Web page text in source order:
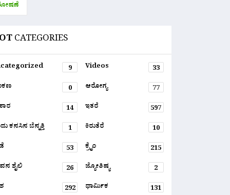
ಘೋಷಣೆ
CATEGORIES
9 Videos
33
0 ಆರೋಗ್ಯ
77
14 ಇತರೆ
597
ಕನಸಿನ ಬೆನ್ನತ್ತಿ
1 ಕಿರುತೆರೆ
10
53 ಕ್ರೈಂ
215
ಶೈಲಿ
26 ಜ್ಯೋತಿಷ್ಯ
2
292 ಧಾರ್ಮಿಕ
131